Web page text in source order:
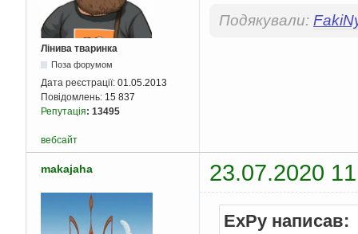
Лінива тваринка
Поза форумом
Дата реєстрації: 01.05.2013
Повідомлень: 15 837
Репутація: 13495
Подякували:
вебсайт
makajaha 23.07.2020
ExPy написав: